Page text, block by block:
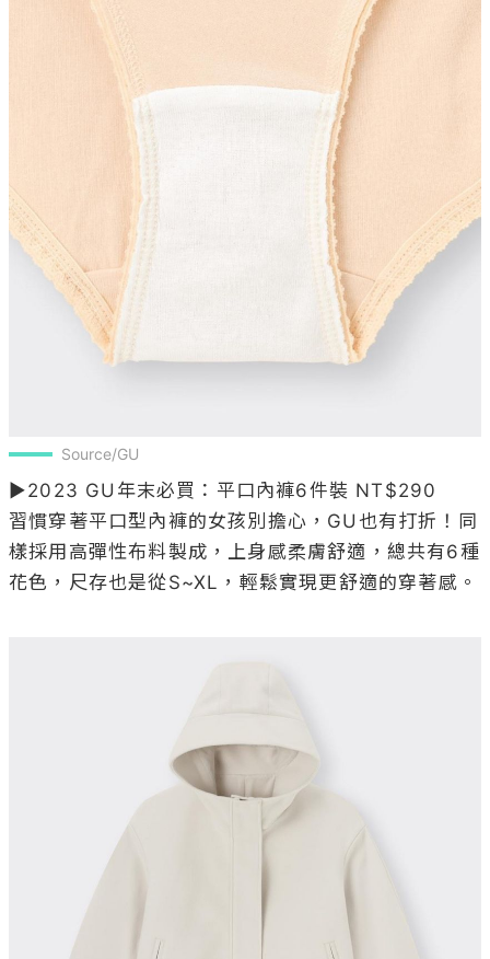
Source/GU
▶2023 GU年末必買：平口內褲6件裝 NT$290
習慣穿著平口型內褲的女孩別擔心，GU也有打折！同
樣採用高彈性布料製成，上身感柔膚舒適，總共有6種
花色，尺存也是從S~XL，輕鬆實現更舒適的穿著感。